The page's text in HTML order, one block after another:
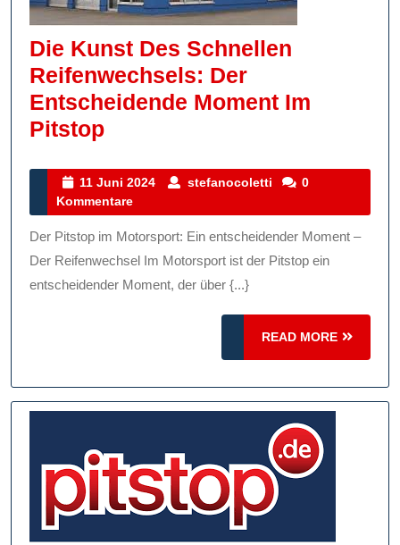
Die Kunst Des Schnellen
Reifenwechsels: Der
Entscheidende Moment Im
PitstopDie
Des
Schnellen
Reifenwechsels:
Der
Entscheidende
11 Juni 2024
11
2024
stefanocoletti stefanocoletti
0
Kommentare
Der Pitstop im Motorsport: Ein entscheidender Moment –
Der Reifenwechsel Im Motorsport ist der Pitstop ein
entscheidender Moment, der über {...}
READ MORE
READ
MORE